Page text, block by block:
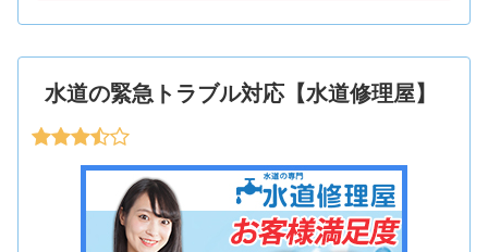
水道の緊急トラブル対応【水道修理屋】